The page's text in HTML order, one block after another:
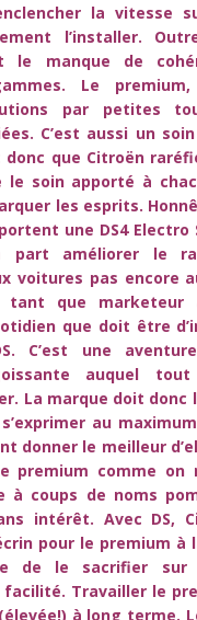
la vitesse
l’installer.
le manque de
Le
par petites
C’est aussi un
que Citroën
le soin apporté à
les esprits.
une DS4 Electro
part améliorer le
voitures pas encore
que marketeur
que doit être
C’est une
auquel tout
La marque doit donc
au
donner le meilleur
premium comme on
à coups de noms
intérêt. Avec DS,
pour le premium à
de le sacrifier sur
Travailler le
à long terme.